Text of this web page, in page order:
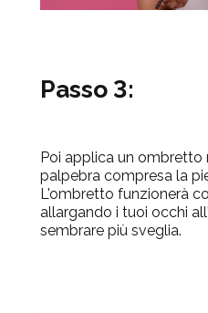
Passo 3:
Poi applica un
palpebra compresa la
L'ombretto funzionerà
allargando i tuoi occhi
sembrare più sveglia.